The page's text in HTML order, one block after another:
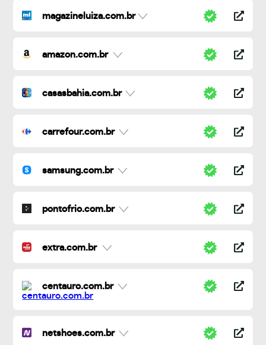
magazineluiza.com.br
amazon.com.br
casasbahia.com.br
carrefour.com.br
samsung.com.br
pontofrio.com.br
extra.com.br
centauro.com.br
netshoes.com.br